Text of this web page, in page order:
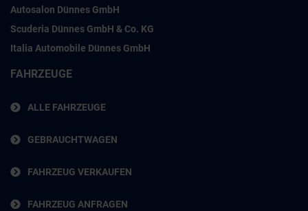
Autosalon Dünnes GmbH
Scuderia Dünnes GmbH & Co. KG
Italia Automobile Dünnes GmbH
FAHRZEUGE
ALLE FAHRZEUGE
GEBRAUCHTWAGEN
FAHRZEUG VERKAUFEN
FAHRZEUG ANFRAGEN